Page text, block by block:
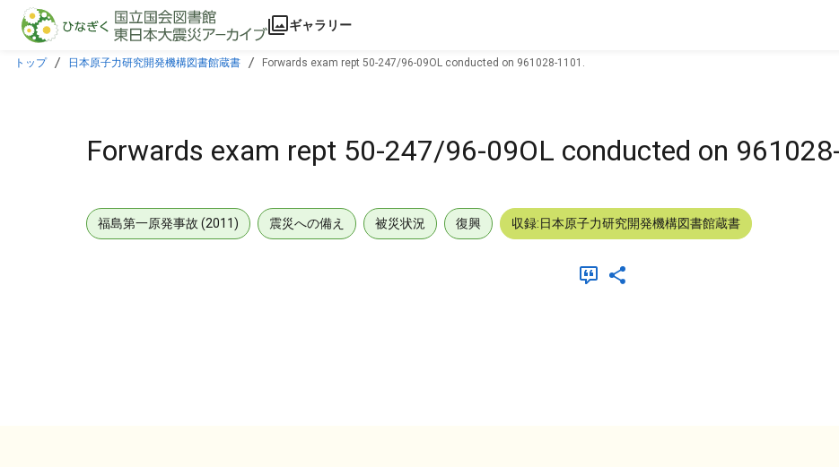
本文に飛ぶ
ギャラリー
トップ 日本原子力研究開発機構図書館蔵書 Forwards exam rept 50-247/96-09OL conducted on 961028-1101.
Forwards exam rept 50-247/96-09OL conducted on
福島第一原発事故 (2011) 震災への備え 被災状況 復興 収録:日本原子力研究開発機構図書館蔵書